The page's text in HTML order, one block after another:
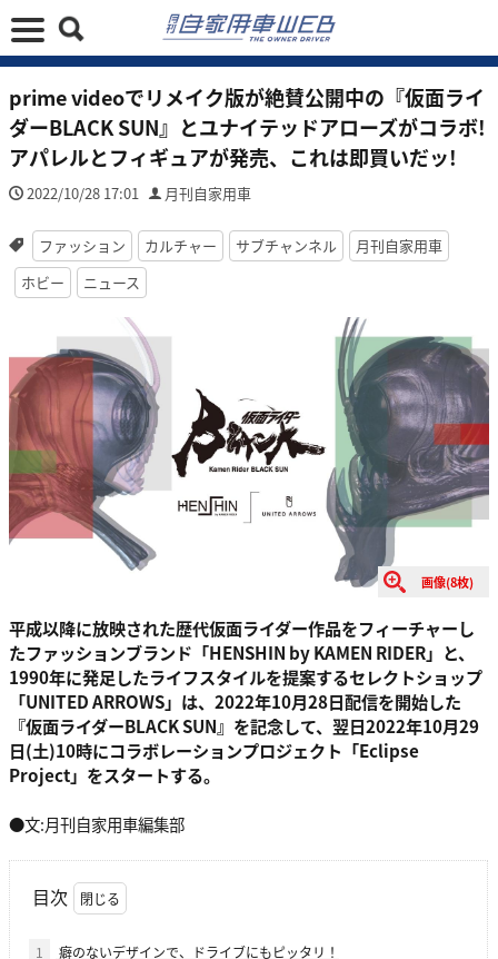
prime videoでリメイク版が絶賛公開中の『仮面ライ
ダーBLACK SUN』とユナイテッドアローズがコラボ!
アパレルとフィギュアが発売、これは即買いだッ!
2022/10/28 17:01 月刊自家用車
ファッション カルチャー サブチャンネル
月刊自家用車
ホビー
ニュース
画像(8枚)
平成以降に放映された歴代仮面ライダー作品をフィーチャーし
たファッションブランド「HENSHIN by KAMEN RIDER」と、
1990年に発足したライフスタイルを提案するセレクトショップ
「UNITED ARROWS」は、2022年10月28日配信を開始した
『仮面ライダーBLACK SUN』を記念して、翌日2022年10月29
日(土)10時にコラボレーションプロジェクト「Eclipse
Project」をスタートする。
●文:月刊自家用車編集部
目次
1
癖のないデザインで、ドライブにもピッタリ！